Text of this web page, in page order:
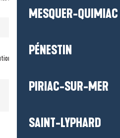
MESQUER-QUIMIAC
PÉNESTIN
PIRIAC-SUR-MER
SAINT-LYPHARD